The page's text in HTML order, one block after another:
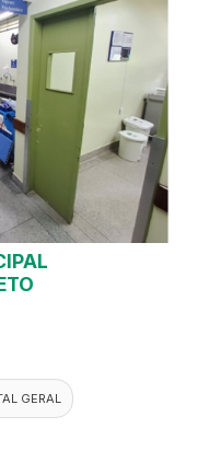
GERAL